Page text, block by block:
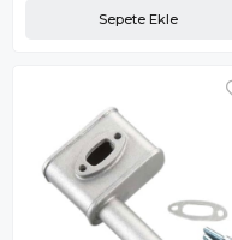
Sepete Ekle